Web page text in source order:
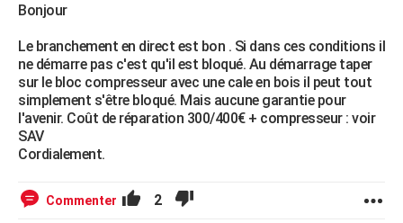
Bonjour
Le branchement en direct est bon . Si dans ces conditions il
ne démarre pas c'est qu'il est bloqué. Au démarrage taper
sur le bloc compresseur avec une cale en bois il peut tout
simplement s'être bloqué. Mais aucune garantie pour
l'avenir. Coût de réparation 300/400€ + compresseur : voir
SAV
Cordialement.
Commenter 2